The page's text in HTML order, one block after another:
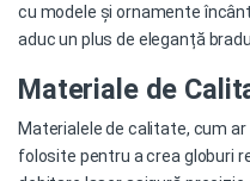
cu modele și ornamente
aduc un plus de eleganță
Materiale de
Materialele de calitate, cum
folosite pentru a crea globuri